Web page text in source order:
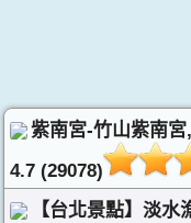
紫南宮-竹山紫南
4.7 (29078)
【台北景點】淡